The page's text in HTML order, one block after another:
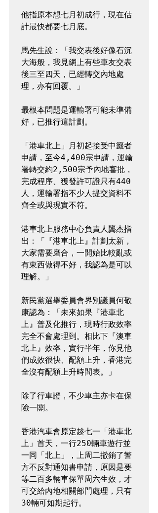
他指原本想七月初成行，現在估
計最快都要七月底。
馬先生說：「我交表後好像石沉
大海般，我見網上有些車友交表
後三至四天，已經轉交內地處
理，亦有回覆。」
最根本問題是運輸署可能未準備
好，已推行這計劃。
「港車北上」月初起接受中籤者
申請，至今4,400宗申請，運輸
署轉交約2,500宗予內地審批，
完成程序、獲發許可證只有440
人，運輸署指不少人提交資料不
齊全或與現實不符。
港車北上服務中心負責人龔杰指
出：「『港車北上』計劃太新，
大家需要磨合，一開始比較亂或
有東西做得不好，我認為是可以
理解。」
新民黨選舉委員會界別議員何敬
康認為：「未來如果『港車北
上』普及化推行，現時行政效率
完全不會處理到。相比下『澳車
北上』效率，實行半年，你見他
們成效很快、配額上升，香港完
全沒有配額上升時間表。」
除了行車證，不少車主亦卡在保
險一關。
香港汽車會原定趁七一「港車北
上」首天，一行250輛車遊行並
一同「北上」，上周二撤銷了警
方不反對通知書申請，原因是要
等二百多輛車保單周六生效，才
可交給內地相關部門處理，只有
30輛可如期起行。